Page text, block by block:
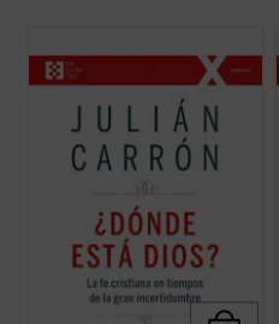
vaticanista Andrea Tornielli, Julián Carrón -
-responsable de Comunión y Liberación
y otras muchas cuestiones sobre el núcleo
(ver ficha)